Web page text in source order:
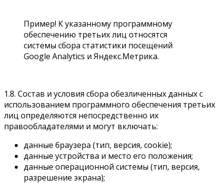
Пример! К указанному программному
обеспечению третьих лиц относятся
системы сбора статистики посещений
Google Analytics и Яндекс.Метрика.
1.8. Состав и условия сбора обезличенных данных с
использованием программного обеспечения третьих
лиц определяются непосредственно их
правообладателями и могут включать:
данные браузера (тип, версия, cookie);
данные устройства и место его положения;
данные операционной системы (тип, версия,
разрешение экрана);